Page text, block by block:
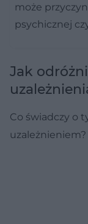
może
psychicznej
Jak
Co świadczy o
uzależnieniem?